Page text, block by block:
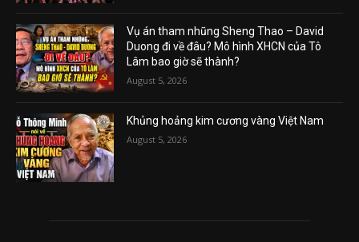
Vụ án tham nhũng Sheng Thao – David
Duong đi về đâu? Mô hình XHCN của Tô
Lâm bao giờ sẽ thành?
August 5, 2026
Khủng hoảng kim cương vàng Việt Nam
August 5, 2026